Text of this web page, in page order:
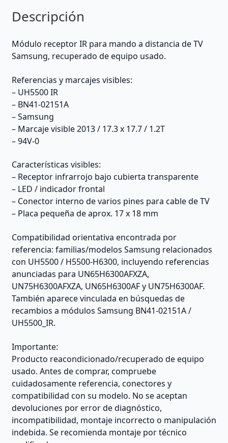
Descripción
Módulo receptor IR para mando a distancia de TV
Samsung, recuperado de equipo usado.
Referencias y marcajes visibles:
– UH5500 IR
– BN41-02151A
– Samsung
– Marcaje visible 2013 / 17.3 x 17.7 / 1.2T
– 94V-0
Características visibles:
– Receptor infrarrojo bajo cubierta transparente
– LED / indicador frontal
– Conector interno de varios pines para cable de TV
– Placa pequeña de aprox. 17 x 18 mm
Compatibilidad orientativa encontrada por
referencia: familias/modelos Samsung relacionados
con UH5500 / H5500-H6300, incluyendo referencias
anunciadas para UN65H6300AFXZA,
UN75H6300AFXZA, UN65H6300AF y UN75H6300AF.
También aparece vinculada en búsquedas de
recambios a módulos Samsung BN41-02151A /
UH5500_IR.
Importante:
Producto reacondicionado/recuperado de equipo
usado. Antes de comprar, compruebe
cuidadosamente referencia, conectores y
compatibilidad con su modelo. No se aceptan
devoluciones por error de diagnóstico,
incompatibilidad, montaje incorrecto o manipulación
indebida. Se recomienda montaje por técnico